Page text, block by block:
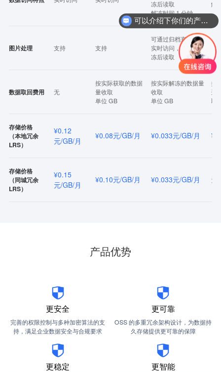
冻后读取
解冻时间 1 分钟
解
图片处理 支持 支持
可通过归档直读支持
实时访问，也支持解
冻后读取
支
数据取回费用 无
按实际获取的数据
量收取
单位 GB
按实际解冻的数据量
收取
单位 GB
按
选
取
存储价格
（本地冗余
LRS）
¥0.12
元/GB/月
¥0.08元/GB/月 ¥0.033元/GB/月
存储价格
（同城冗余
LRS）
¥0.15
元/GB/月
¥0.10元/GB/月 ¥0.033元/GB/月 无
产品优势
更安全
完善的权限控制与多种加密算法的支
持，满足企业数据安全与合规要求
更可靠
OSS 的多重冗余架构设计，为数据持
久存储提供更可靠的保障
更稳定 更智能
可以介绍下你们的产品么？